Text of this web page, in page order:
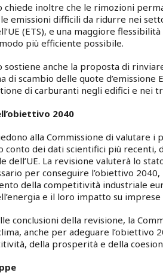
chiede inoltre che le rimozioni
emissioni difficili da ridurre nei
(ETS), e una maggiore
più efficiente possibile.
sostiene anche la proposta di
di scambio delle quote d’emissione
di carburanti negli edifici e nei
2040
alla Commissione di valutare
conto dei dati scientifici più
dell’UE. La revisione valuterà lo
per conseguire l’obiettivo
della competitività industriale
e il loro impatto su imprese
conclusioni della revisione, la
anche per adeguare
della prosperità e della